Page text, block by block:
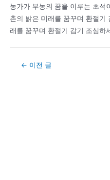
농가가 부농의 꿈을 이루는 초석
촌의 밝은 미래를 꿈꾸며 환절기
래를 꿈꾸며 환절기 감기 조심하
Post← 이전 글